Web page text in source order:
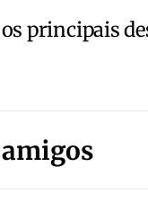
principais